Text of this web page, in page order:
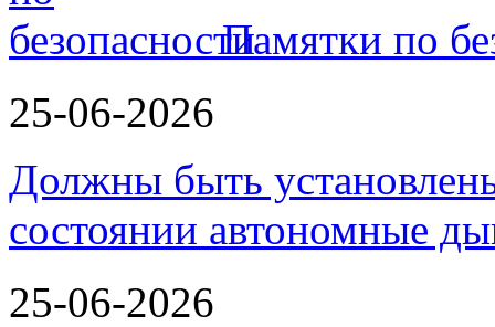
Памятки по
25-06-2026
Должны быть
состоянии автономные
25-06-2026